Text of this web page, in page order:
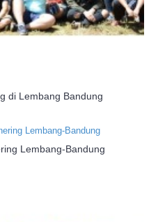
di Lembang Bandung
Lembang-Bandung